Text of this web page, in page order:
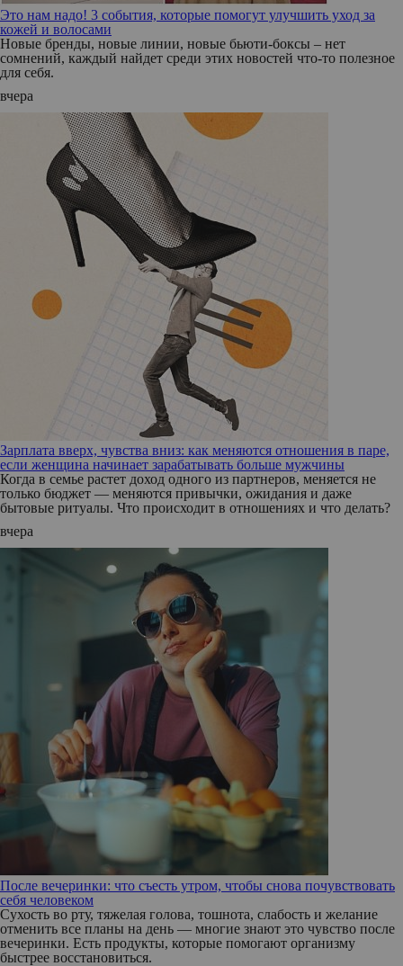
Это нам надо! 3 события, которые помогут улучшить уход за
кожей и волосами
Новые бренды, новые линии, новые бьюти-боксы – нет
сомнений, каждый найдет среди этих новостей что-то полезное
для себя.
вчера
Зарплата вверх, чувства вниз: как меняются отношения в паре,
если женщина начинает зарабатывать больше мужчины
Когда в семье растет доход одного из партнеров, меняется не
только бюджет — меняются привычки, ожидания и даже
бытовые ритуалы. Что происходит в отношениях и что делать?
вчера
После вечеринки: что съесть утром, чтобы снова почувствовать
себя человеком
Сухость во рту, тяжелая голова, тошнота, слабость и желание
отменить все планы на день — многие знают это чувство после
вечеринки. Есть продукты, которые помогают организму
быстрее восстановиться.